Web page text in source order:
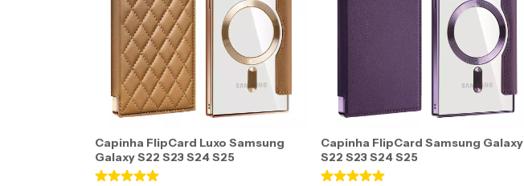
Capinha FlipCard Luxo Samsung
Galaxy S22 S23 S24 S25
Capinha FlipCard Samsung Galaxy
S22 S23 S24 S25